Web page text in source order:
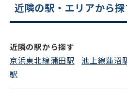
フォームでお問
近隣の駅・エリアから探
近隣の駅から探す
京浜東北線蒲田駅
池上線蓮沼
駅